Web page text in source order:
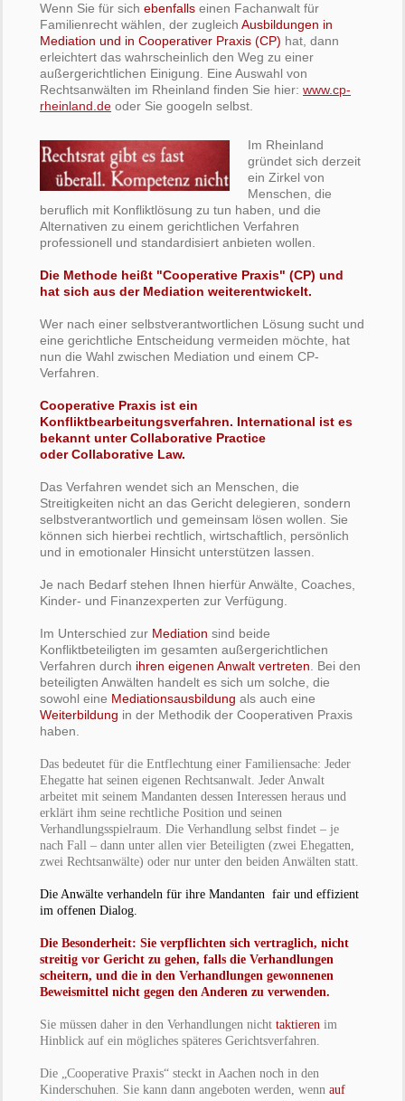
Wenn Sie für sich ebenfalls einen Fachanwalt für
Familienrecht wählen, der zugleich Ausbildungen in
Mediation und in Cooperativer Praxis (CP) hat, dann
erleichtert das wahrscheinlich den Weg zu einer
außergerichtlichen Einigung. Eine Auswahl von
Rechtsanwälten im Rheinland finden Sie hier: www.cp-
rheinland.de oder Sie googeln selbst.
Im Rheinland
gründet sich derzeit
ein Zirkel von
Menschen, die
beruflich mit Konfliktlösung zu tun haben, und die
Alternativen zu einem gerichtlichen Verfahren
professionell und standardisiert anbieten wollen.
Die Methode heißt "Cooperative Praxis" (CP) und
hat sich aus der Mediation weiterentwickelt.
Wer nach einer selbstverantwortlichen Lösung sucht und
eine gerichtliche Entscheidung vermeiden möchte, hat
nun die Wahl zwischen Mediation und einem CP-
Verfahren.
Cooperative Praxis ist ein
Konfliktbearbeitungsverfahren. International ist es
bekannt unter Collaborative Practice
oder Collaborative Law.
Das Verfahren wendet sich an Menschen, die
Streitigkeiten nicht an das Gericht delegieren, sondern
selbstverantwortlich und gemeinsam lösen wollen. Sie
können sich hierbei rechtlich, wirtschaftlich, persönlich
und in emotionaler Hinsicht unterstützen lassen.
Je nach Bedarf stehen Ihnen hierfür Anwälte, Coaches,
Kinder- und Finanzexperten zur Verfügung.
Im Unterschied zur Mediation sind beide
Konfliktbeteiligten im gesamten außergerichtlichen
Verfahren durch ihren eigenen Anwalt vertreten . Bei den
beteiligten Anwälten handelt es sich um solche, die
sowohl eine Mediationsausbildung als auch eine
Weiterbildung in der Methodik der Cooperativen Praxis
haben.
Das bedeutet für die Entflechtung einer Familiensache: Jeder
Ehegatte hat seinen eigenen Rechtsanwalt. Jeder Anwalt
arbeitet mit seinem Mandanten dessen Interessen heraus und
erklärt ihm seine rechtliche Position und seinen
Verhandlungsspielraum. Die Verhandlung selbst findet – je
nach Fall – dann unter allen vier Beteiligten (zwei Ehegatten,
zwei Rechtsanwälte) oder nur unter den beiden Anwälten statt.
Die Anwälte verhandeln für ihre Mandanten fair und effizient
im offenen Dialog.
Die Besonderheit: Sie verpflichten sich vertraglich, nicht
streitig vor Gericht zu gehen, falls die Verhandlungen
scheitern, und die in den Verhandlungen gewonnenen
Beweismittel nicht gegen den Anderen zu verwenden.
Sie müssen daher in den Verhandlungen nicht taktieren im
Hinblick auf ein mögliches späteres Gerichtsverfahren.
Die „Cooperative Praxis“ steckt in Aachen noch in den
Kinderschuhen. Sie kann dann angeboten werden, wenn auf